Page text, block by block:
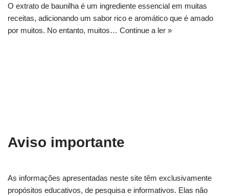
O extrato de baunilha é um ingrediente essencial em muitas
receitas, adicionando um sabor rico e aromático que é amado
por muitos. No entanto, muitos… Continue a ler »
Aviso importante
As informações apresentadas neste site têm exclusivamente
propósitos educativos, de pesquisa e informativos. Elas não